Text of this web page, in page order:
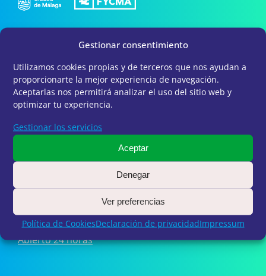
Gestionar consentimiento
Utilizamos cookies propias y de terceros que nos ayudan a
proporcionarte la mejor experiencia de navegación.
Aceptarlas nos permitirá analizar el uso del sitio web y
optimizar tu experiencia.
Gestionar los servicios
Aceptar
Denegar
Ver preferencias
Política de CookiesDeclaración de privacidadImpressum
+34 952 045 500
info@fycma.com
Recepción:L-V de 8:30 a 18:30h
Avda. Sor Teresa Prat, 15 –
29003 Málaga
+34 952 026 969|hola@polodigital.eu
Abierto 24 horas